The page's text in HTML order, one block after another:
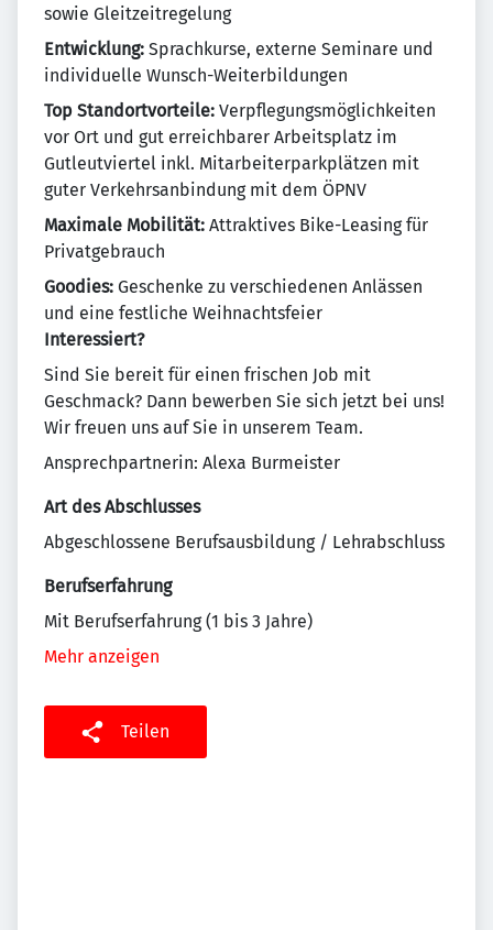
sowie Gleitzeitregelung
Entwicklung: Sprachkurse, externe Seminare und
individuelle Wunsch-Weiterbildungen
Top Standortvorteile: Verpflegungsmöglichkeiten
vor Ort und gut erreichbarer Arbeitsplatz im
Gutleutviertel inkl. Mitarbeiterparkplätzen mit
guter Verkehrsanbindung mit dem ÖPNV
Maximale Mobilität: Attraktives Bike-Leasing für
Privatgebrauch
Goodies: Geschenke zu verschiedenen Anlässen
und eine festliche Weihnachtsfeier
Interessiert?
Sind Sie bereit für einen frischen Job mit
Geschmack? Dann bewerben Sie sich jetzt bei uns!
Wir freuen uns auf Sie in unserem Team.
Ansprechpartnerin: Alexa Burmeister
Art des Abschlusses
Abgeschlossene Berufsausbildung / Lehrabschluss
Berufserfahrung
Mit Berufserfahrung (1 bis 3 Jahre)
Mehr anzeigen
Teilen